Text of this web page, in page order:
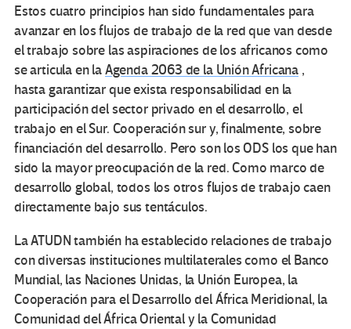
Estos cuatro principios han sido fundamentales para
avanzar en los flujos de trabajo de la red que van desde
el trabajo sobre las aspiraciones de los africanos como
se articula en laAgenda 2063 de la Unión Africana ,
hasta garantizar que exista responsabilidad en la
participación del sector privado en el desarrollo, el
trabajo en el Sur. Cooperación sur y, finalmente, sobre
financiación del desarrollo. Pero son los ODS los que han
sido la mayor preocupación de la red. Como marco de
desarrollo global, todos los otros flujos de trabajo caen
directamente bajo sus tentáculos.
La ATUDN también ha establecido relaciones de trabajo
con diversas instituciones multilaterales como el Banco
Mundial, las Naciones Unidas, la Unión Europea, la
Cooperación para el Desarrollo del África Meridional, la
Comunidad del África Oriental y la Comunidad